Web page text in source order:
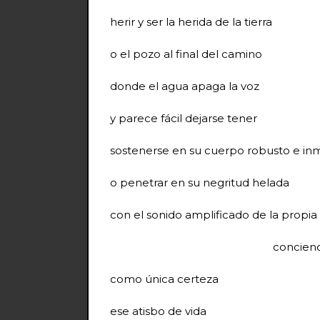
herir y ser la herida de la tierra
o el pozo al final del camino
donde el agua apaga la voz
y parece fácil dejarse tener
sostenerse en su cuerpo robusto e
o penetrar en su negritud helada
con el sonido amplificado de la propia
como única certeza
ese atisbo de vida